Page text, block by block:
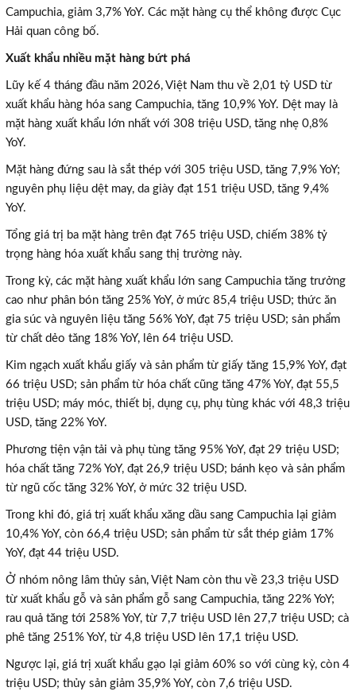
×
Campuchia, giảm 3,7% YoY. Các mặt hàng cụ thể không được Cục
Hải quan công bố.
Xuất khẩu nhiều mặt hàng bứt phá
Lũy kế 4 tháng đầu năm 2026, Việt Nam thu về 2,01 tỷ USD từ
xuất khẩu hàng hóa sang Campuchia, tăng 10,9% YoY. Dệt may là
mặt hàng xuất khẩu lớn nhất với 308 triệu USD, tăng nhẹ 0,8%
YoY.
Mặt hàng đứng sau là sắt thép với 305 triệu USD, tăng 7,9% YoY;
nguyên phụ liệu dệt may, da giày đạt 151 triệu USD, tăng 9,4%
YoY.
Tổng giá trị ba mặt hàng trên đạt 765 triệu USD, chiếm 38% tỷ
trọng hàng hóa xuất khẩu sang thị trường này.
Trong kỳ, các mặt hàng xuất khẩu lớn sang Campuchia tăng trưởng
cao như phân bón tăng 25% YoY, ở mức 85,4 triệu USD; thức ăn
gia súc và nguyên liệu tăng 56% YoY, đạt 75 triệu USD; sản phẩm
từ chất dẻo tăng 18% YoY, lên 64 triệu USD.
Kim ngạch xuất khẩu giấy và sản phẩm từ giấy tăng 15,9% YoY, đạt
66 triệu USD; sản phẩm từ hóa chất cũng tăng 47% YoY, đạt 55,5
triệu USD; máy móc, thiết bị, dụng cụ, phụ tùng khác với 48,3 triệu
USD, tăng 22% YoY.
Phương tiện vận tải và phụ tùng tăng 95% YoY, đạt 29 triệu USD;
hóa chất tăng 72% YoY, đạt 26,9 triệu USD; bánh kẹo và sản phẩm
từ ngũ cốc tăng 32% YoY, ở mức 32 triệu USD.
Trong khi đó, giá trị xuất khẩu xăng dầu sang Campuchia lại giảm
10,4% YoY, còn 66,4 triệu USD; sản phẩm từ sắt thép giảm 17%
YoY, đạt 44 triệu USD.
Ở nhóm nông lâm thủy sản, Việt Nam còn thu về 23,3 triệu USD
từ xuất khẩu gỗ và sản phẩm gỗ sang Campuchia, tăng 22% YoY;
rau quả tăng tới 258% YoY, từ 7,7 triệu USD lên 27,7 triệu USD; cà
phê tăng 251% YoY, từ 4,8 triệu USD lên 17,1 triệu USD.
Ngược lại, giá trị xuất khẩu gạo lại giảm 60% so với cùng kỳ, còn 4
triệu USD; thủy sản giảm 35,9% YoY, còn 7,6 triệu USD.